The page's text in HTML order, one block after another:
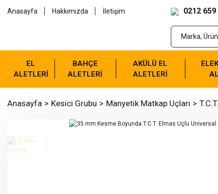
Anasayfa Hakkımızda İletişim 0212 659
EL
ALETLERİ
BAHÇE
ALETLERİ
AKÜLÜ EL
ALETLERİ
Anasayfa Kesici Grubu Manyetik Matkap Uçları